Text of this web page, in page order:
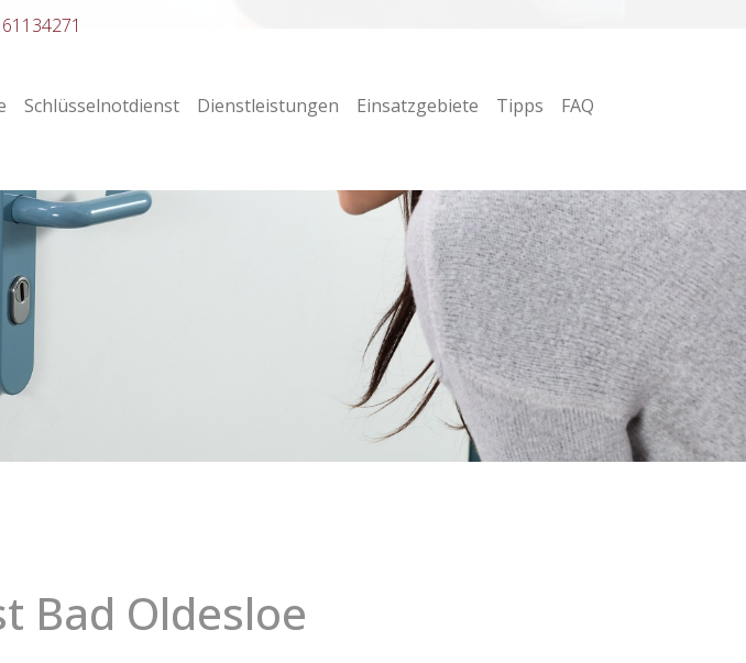
Schlüsselnotdienst Dienstleistungen Einsatzgebiete Tipps FAQ
Bad Oldesloe